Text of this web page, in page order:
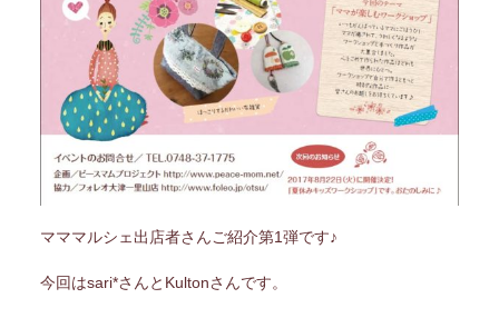
マママルシェ出店者さんご紹介第1弾です♪
今回はsari*さんとKultonさんです。